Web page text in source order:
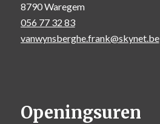
8790 Waregem
056 77 32 83
vanwynsberghe.frank@skynet.be
Openingsuren